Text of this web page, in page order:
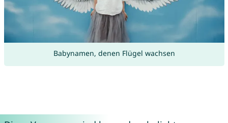
Babynamen, denen Flügel wachsen